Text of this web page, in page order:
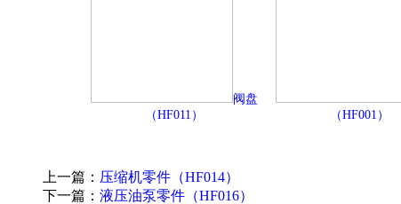
阀盘
（HF011）
（HF001）
上一篇： 压缩机零件（HF014）
下一篇： 液压油泵零件（HF016）